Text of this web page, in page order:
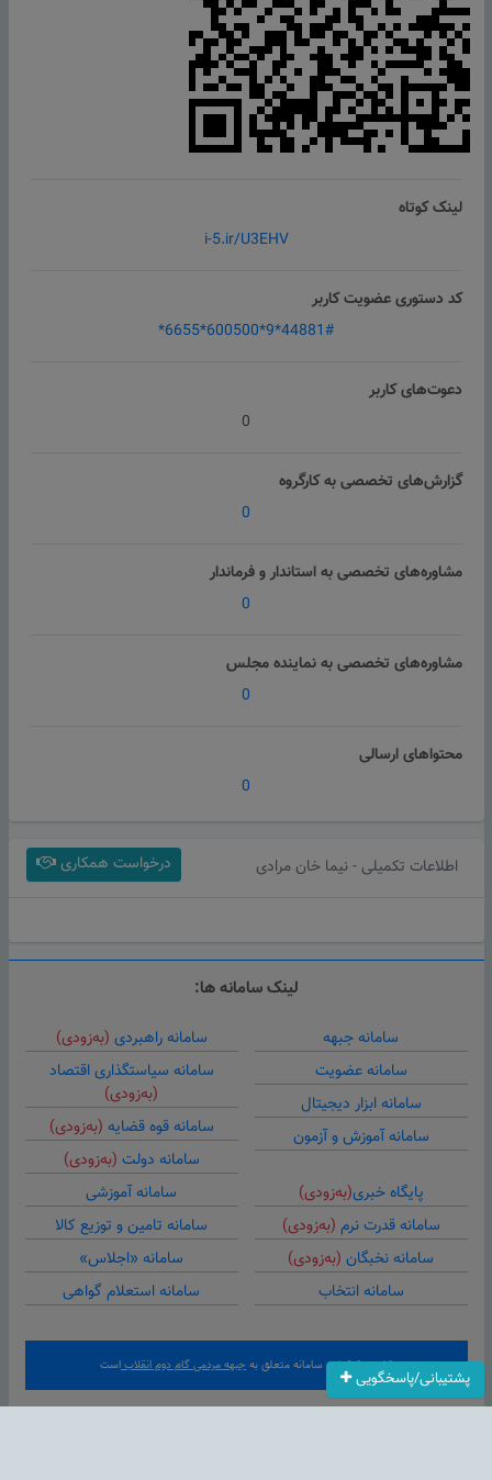
لینک کوتاه
i-5.ir/U3EHV
کد دستوری عضویت کاربر
*6655*600500*9*44881#
دعوت‌های کاربر
0
گزارش‌های تخصصی به کارگروه
0
مشاوره‌های تخصصی به استاندار و فرماندار
0
مشاوره‌های تخصصی به نماینده مجلس
0
محتواهای ارسالی
0
درخواست همکاری اطلاعات تکمیلی - نیما خان مرادی
پشتیبانی/پاسخگویی
لینک سامانه ها:
سامانه جبهه
سامانه عضویت
سامانه ابزار دیجیتال
سامانه آموزش و آزمون
سامانه راهبردی (به‌زودی)
سامانه سیاستگذاری اقتصاد
(به‌زودی)
سامانه قوه قضایه (به‌زودی)
سامانه دولت (به‌زودی)
پایگاه خبری(به‌زودی)
سامانه قدرت نرم (به‌زودی)
سامانه نخبگان (به‌زودی)
سامانه انتخاب
سامانه آموزشی
سامانه تامین و توزیع کالا
سامانه «اجلاس»
سامانه استعلام گواهی
کلیه حقوق این سامانه متعلق به جبهه مردمی گام دوم انقلاباست